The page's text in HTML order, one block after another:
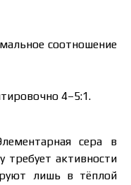
соотношение
4–5:1.
сера в
требует активности
лишь в тёплой